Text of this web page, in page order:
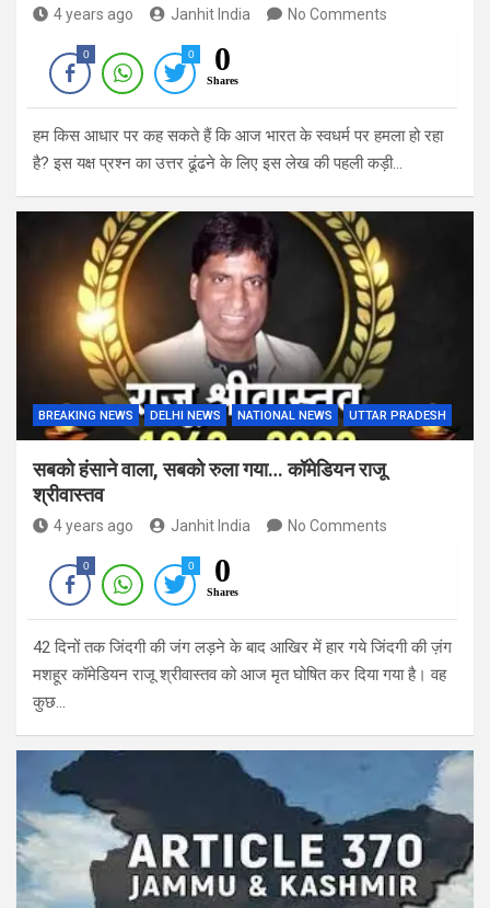
4 years ago Janhit India No Comments
0 0 0
Shares
हम किस आधार पर कह सकते हैं कि आज भारत के स्वधर्म पर हमला हो रहा
है? इस यक्ष प्रश्न का उत्तर ढूंढने के लिए इस लेख की पहली कड़ी…
BREAKING NEWS DELHI NEWS NATIONAL NEWS UTTAR PRADESH
सबको हंसाने वाला, सबको रुला गया… कॉमेडियन राजू
श्रीवास्तव
4 years ago Janhit India No Comments
0 0 0
Shares
42 दिनों तक जिंदगी की जंग लड़ने के बाद आखिर में हार गये जिंदगी की ज़ंग
मशहूर कॉमेडियन राजू श्रीवास्तव को आज मृत घोषित कर दिया गया है। वह
कुछ…